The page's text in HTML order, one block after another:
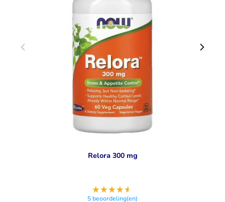
Relora 300 mg
5 beoordeling(en)